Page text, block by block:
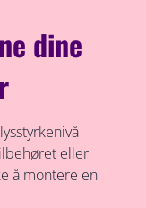
dine
eller
å montere en